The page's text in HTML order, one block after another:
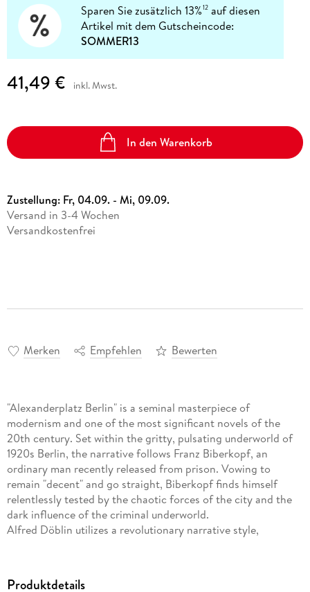
Sparen Sie zusätzlich 13%12 auf diesen
Artikel mit dem Gutscheincode:
SOMMER13
41,49 € inkl. Mwst.
In den Warenkorb
Zustellung: Fr, 04.09. - Mi, 09.09.
Versand in 3-4 Wochen
Versandkostenfrei
Merken Empfehlen Bewerten
"Alexanderplatz Berlin" is a seminal masterpiece of
modernism and one of the most significant novels of the
20th century. Set within the gritty, pulsating underworld of
1920s Berlin, the narrative follows Franz Biberkopf, an
ordinary man recently released from prison. Vowing to
remain "decent" and go straight, Biberkopf finds himself
relentlessly tested by the chaotic forces of the city and the
dark influence of the criminal underworld.
Alfred Döblin utilizes a revolutionary narrative style,
Produktdetails